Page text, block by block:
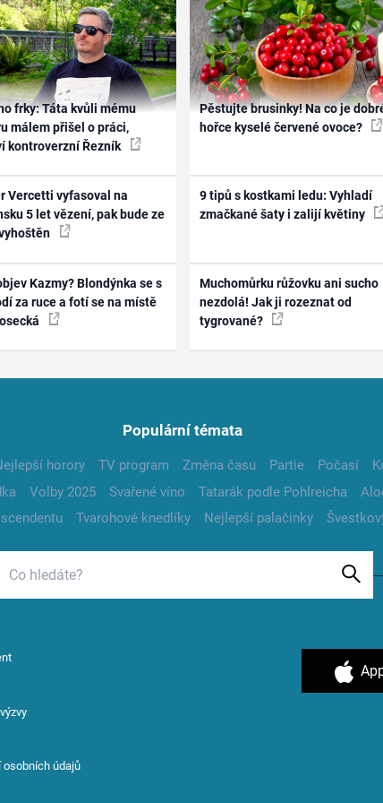
frky: Táta kvůli mému
málem přišel o práci,
kontroverzní Řezník
Vercetti vyfasoval na
5 let vězení, pak bude ze
Kazmy? Blondýnka se s
za ruce a fotí se na místě
Pěstujte brusinky! Na co je
hořce kyselé červené ovoce?
9 tipů s kostkami ledu: Vyhladí
zmačkané šaty i zalijí květiny
Muchomůrku růžovku ani sucho
nezdolá! Jak ji rozeznat od
tygrované?
Populární témata
horory TV program Změna času Partie Počasí
Volby 2025 Svařené víno Tatarák podle Pohlreicha
Tvarohové knedlíky Nejlepší palačinky
osobních údajů